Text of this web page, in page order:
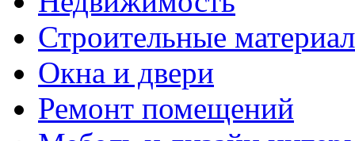
Строительные
Окна и двери
Ремонт помещений